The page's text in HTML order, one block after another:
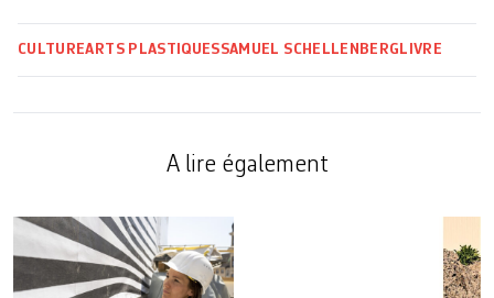
CULTUREARTS PLASTIQUESSAMUEL SCHELLENBERG LIVRE
A lire également